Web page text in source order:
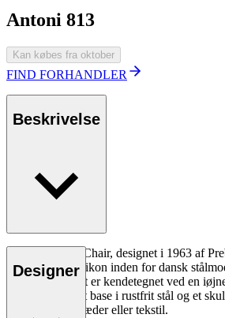
Antoni 813
Kan købes fra oktober
FIND FORHANDLER
Beskrivelse
FK64 Scimitar Chair, designet i 1963 af
Kastholm, er et ikon inden for dansk
markante silhuet er kendetegnet ved en
halvmåneformet base i rustfrit stål og et
betrukket med læder eller tekstil.
Designer